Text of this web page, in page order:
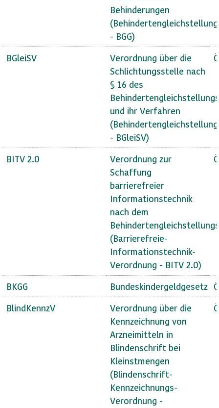
Behinderungen
- BGG)
BGleiSV
Verordnung über die
Schlichtungsstelle nach
§ 16 des
und ihr Verfahren
- BGleiSV)
BITV 2.0
Verordnung zur
Schaffung
barrierefreier
Informationstechnik
nach dem
(Barrierefreie-
Informationstechnik-
Verordnung - BITV 2.0)
BKGG Bundeskindergeldgesetz
BlindKennzV
Verordnung über die
Kennzeichnung von
Arzneimitteln in
Blindenschrift bei
Kleinstmengen
(Blindenschrift-
Kennzeichnungs-
Verordnung -